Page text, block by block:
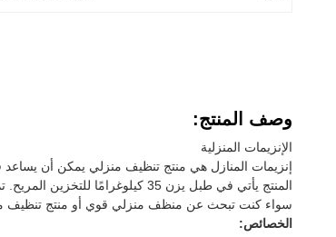
وصف المنتج:
الإنزيمات المنزلية
إنزيمات المنازل هي منتج تنظيف منزلي يمكن أن
المنتج يأتي في طبل يزن 35 كيلوغرامًا للتخزين المريح. تم تصميمه للحفاظ عليه في مكان بارد وجاف لتحقيق أفضل النتائج.مما يجعلها منتج ممتع للاستخدام-لديها مدة صلاحية سنتين
سواء كنت تبحث عن منظف منزلي قوي أو منتج تنظيف
الخصائص: